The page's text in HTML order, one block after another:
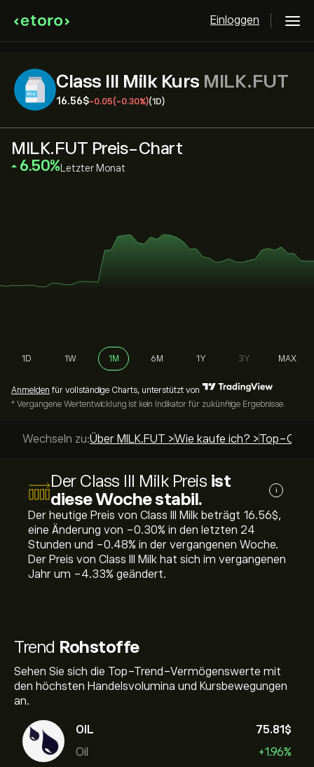
Einloggen
Class III Milk Kurs MILK.FUT
16.56‎$‎-0.05(-0.30%)(1D)
Trend Rohstoffe
Sehen Sie sich die Top-Trend-Vermögenswerte mit
den höchsten Handelsvolumina und Kursbewegungen
an.
OIL
Oil
75.81‎$‎
+1.96%
MILK.FUT Preis-Chart
‎6.50‎ Letzter Monat
1D 1W 1M 6M 1Y 3Y MAX
Anmelden für vollständige Charts, unterstützt von
* Vergangene Wertentwicklung ist kein Indikator für zukünftige Ergebnisse.
Wechseln zu:Über MILK.FUT >Wie kaufe ich? >Top-
Der Class III Milk Preis ist
diese Woche stabil.
i
Der heutige Preis von Class III Milk beträgt 16.56‎$‎,
eine Änderung von ‎-0.30‎% in den letzten 24
Stunden und ‎-0.48‎% in der vergangenen Woche.
Der Preis von Class III Milk hat sich im vergangenen
Jahr um ‎-4.33‎% geändert.